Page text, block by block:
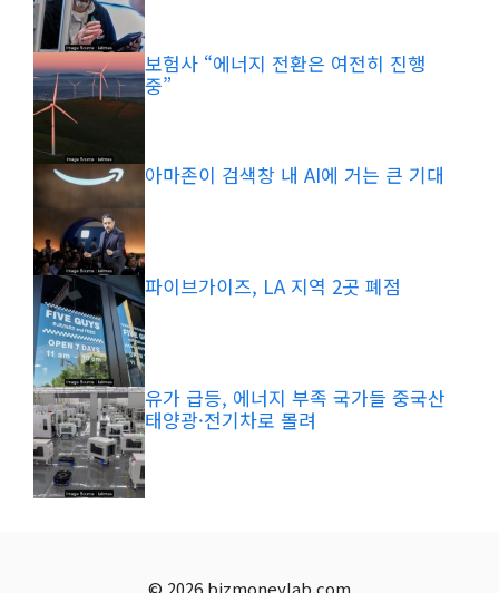
보험사 “에너지 전환은 여전히 진행
중”
아마존이 검색창 내 AI에 거는 큰 기대
파이브가이즈, LA 지역 2곳 폐점
유가 급등, 에너지 부족 국가들 중국산
태양광·전기차로 몰려
© 2026 bizmoneylab.com